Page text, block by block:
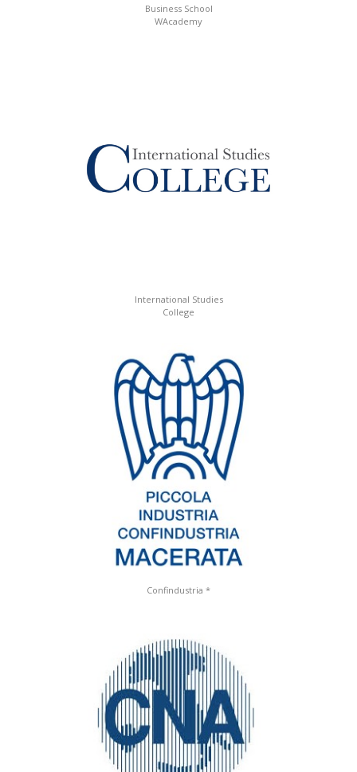
Business School
WAcademy
International Studies
College
Confindustria *